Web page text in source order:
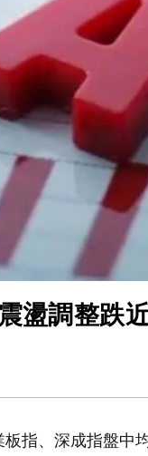
盪調整跌
指、深成指盤中